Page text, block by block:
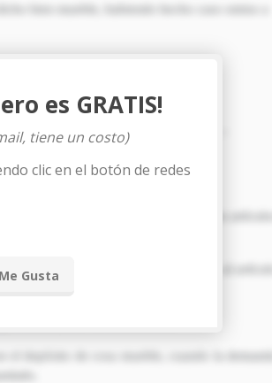
bien mueble, habiendo hecho caso omiso a
los siguientes documentos:
número …… a ……… los siguientes ………
número ……… los siguientes …………
demanda es la procedente conforme al artículo
depósito de cosa mueble, cuando la demanda
es GRATIS!
tiene un costo)
clic en el botón de redes
Me Gusta